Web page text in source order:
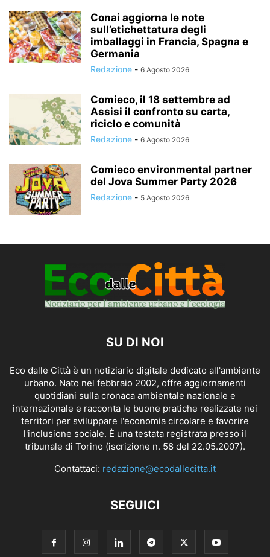
Conai aggiorna le note
sull’etichettatura degli
imballaggi in Francia, Spagna e
Germania
Redazione - 6 Agosto 2026
Comieco, il 18 settembre ad
Assisi il confronto su carta,
riciclo e comunità
Redazione - 6 Agosto 2026
Comieco environmental partner
del Jova Summer Party 2026
Redazione - 5 Agosto 2026
SU DI NOI
Eco dalle Città è un notiziario digitale dedicato all'ambiente
urbano. Nato nel febbraio 2002, offre aggiornamenti
quotidiani sulla cronaca ambientale nazionale e
internazionale e racconta le buone pratiche realizzate nei
territori per sviluppare l'economia circolare e favorire
l'inclusione sociale. È una testata registrata presso il
tribunale di Torino (iscrizione n. 58 del 22.05.2007).
Contattaci: redazione@ecodallecitta.it
SEGUICI